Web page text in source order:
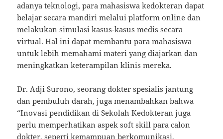
adanya teknologi, para mahasiswa kedokteran dapat
belajar secara mandiri melalui platform online dan
melakukan simulasi kasus-kasus medis secara
virtual. Hal ini dapat membantu para mahasiswa
untuk lebih memahami materi yang diajarkan dan
meningkatkan keterampilan klinis mereka.
Dr. Adji Surono, seorang dokter spesialis jantung
dan pembuluh darah, juga menambahkan bahwa
“Inovasi pendidikan di Sekolah Kedokteran juga
perlu memperhatikan aspek soft skill para calon
dokter, seperti kemampuan berkomunikasi,